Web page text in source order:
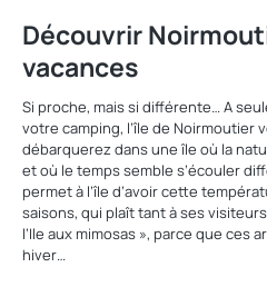
Découvrir
vacances
Si proche, mais si différente… A
votre camping, l’île de Noirmoutier
débarquerez dans une île où la
et où le temps semble s’écouler
permet à l’île d’avoir cette
saisons, qui plaît tant à ses
l’Ile aux mimosas », parce que ces
hiver…